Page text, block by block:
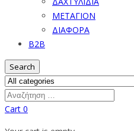
ΜΕΤΑΓΙΟΝ
ΔΙΑΦΟΡΑ
B2B
Search
Cart 0